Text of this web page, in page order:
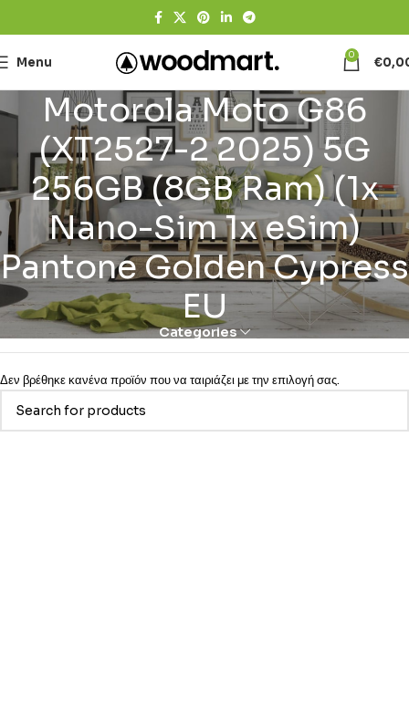
Menu 0 €
Motorola Moto G86
(XT2527-2 2025) 5G
256GB (8GB Ram) (1x
Nano-Sim 1x eSim)
Pantone Golden Cypress
EU
Categories
Δεν βρέθηκε κανένα προϊόν που να ταιριάζει με την επιλογή σας.